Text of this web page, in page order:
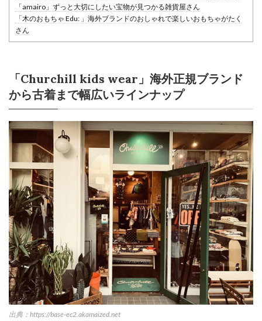
「amairo」ずっと大切にしたい宝物が見つかる雑貨屋さん
「木のおもちゃ Edu: 」海外ブランドのおしゃれで楽しいおもちゃがたく
さん
「Churchill kids wear」海外正規ブランド
から古着まで幅広いラインナップ
出典：https://base-ec2.akamaized.net